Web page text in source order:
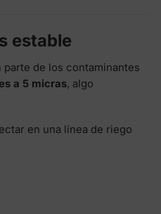
estable
parte de los contaminantes
a 5 micras, algo
en una línea de riego